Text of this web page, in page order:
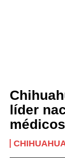
líder
médicos